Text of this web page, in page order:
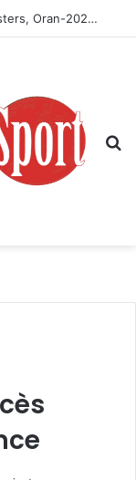
Championnat national d’été open et masters, Oran-2026 — Le CRB s’adjuge le titre